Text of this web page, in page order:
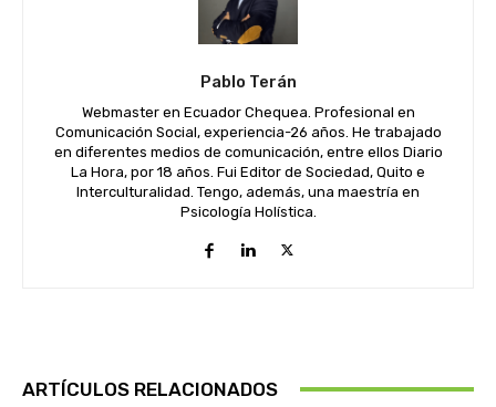
Pablo Terán
Webmaster en Ecuador Chequea. Profesional en
Comunicación Social, experiencia-26 años. He trabajado
en diferentes medios de comunicación, entre ellos Diario
La Hora, por 18 años. Fui Editor de Sociedad, Quito e
Interculturalidad. Tengo, además, una maestría en
Psicología Holística.
ARTÍCULOS RELACIONADOS